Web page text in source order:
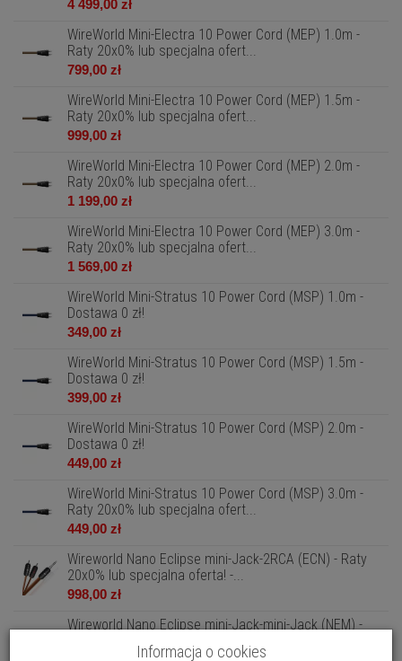
4 499,00 zł
WireWorld Mini-Electra 10 Power Cord (MEP) 1.0m -
Raty 20x0% lub specjalna ofert...
799,00 zł
WireWorld Mini-Electra 10 Power Cord (MEP) 1.5m -
Raty 20x0% lub specjalna ofert...
999,00 zł
WireWorld Mini-Electra 10 Power Cord (MEP) 2.0m -
Raty 20x0% lub specjalna ofert...
1 199,00 zł
WireWorld Mini-Electra 10 Power Cord (MEP) 3.0m -
Raty 20x0% lub specjalna ofert...
1 569,00 zł
WireWorld Mini-Stratus 10 Power Cord (MSP) 1.0m -
Dostawa 0 zł!
349,00 zł
WireWorld Mini-Stratus 10 Power Cord (MSP) 1.5m -
Dostawa 0 zł!
399,00 zł
WireWorld Mini-Stratus 10 Power Cord (MSP) 2.0m -
Dostawa 0 zł!
449,00 zł
WireWorld Mini-Stratus 10 Power Cord (MSP) 3.0m -
Raty 20x0% lub specjalna ofert...
449,00 zł
Wireworld Nano Eclipse mini-Jack-2RCA (ECN) - Raty
20x0% lub specjalna oferta! -...
998,00 zł
Wireworld Nano Eclipse mini-Jack-mini-Jack (NEM) -
Raty 20x0% lub specjalna ofer...
Informacja o cookies